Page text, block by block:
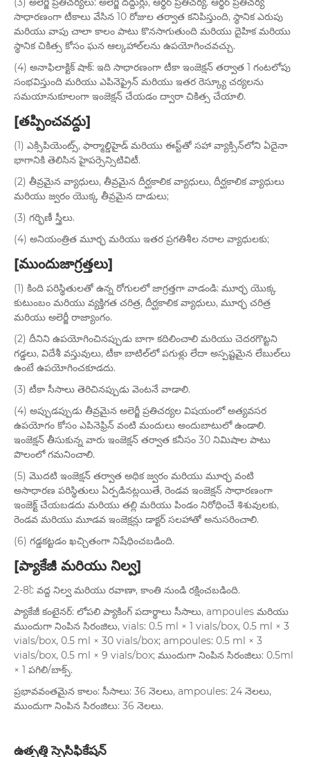
సాధారణంగా టీకాలు వేసిన 10 రోజుల తర్వాత కనిపిస్తుంది, స్థానిక ఎరుపు
మరియు వాపు చాలా కాలం పాటు కొనసాగుతుంది మరియు దైహిక మరియు
స్థానిక చికిత్స కోసం ఘన ఆల్కహాల్‌లను ఉపయోగించవచ్చు.
(4) అనాఫిలాక్టిక్ షాక్: ఇది సాధారణంగా టీకా ఇంజెక్షన్ తర్వాత 1 గంటలోపు
సంభవిస్తుంది మరియు ఎపినెఫ్రైన్ మరియు ఇతర రెస్క్యూ చర్యలను
సమయానుకూలంగా ఇంజెక్షన్ చేయడం ద్వారా చికిత్స చేయాలి.
[తప్పించవద్దు]
(1) ఎక్సిపియెంట్స్, ఫార్మాల్డిహైడ్ మరియు ఈస్ట్‌తో సహా వ్యాక్సిన్‌లోని ఏదైనా
భాగానికి తెలిసిన హైపర్సెన్సిటివిటీ.
(2) తీవ్రమైన వ్యాధులు, తీవ్రమైన దీర్ఘకాలిక వ్యాధులు, దీర్ఘకాలిక వ్యాధులు
మరియు జ్వరం యొక్క తీవ్రమైన దాడులు;
(3) గర్భిణీ స్త్రీలు.
(4) అనియంత్రిత మూర్ఛ మరియు ఇతర ప్రగతిశీల నరాల వ్యాధులకు;
[ముందుజాగ్రత్తలు]
(1) కింది పరిస్థితులతో ఉన్న రోగులలో జాగ్రత్తగా వాడండి: మూర్ఛ యొక్క
కుటుంబం మరియు వ్యక్తిగత చరిత్ర, దీర్ఘకాలిక వ్యాధులు, మూర్ఛ చరిత్ర
మరియు అలెర్జీ రాజ్యాంగం.
(2) దీనిని ఉపయోగించినప్పుడు బాగా కదిలించాలి మరియు చెదరగొట్టని
గడ్డలు, విదేశీ వస్తువులు, టీకా బాటిల్‌లో పగుళ్లు లేదా అస్పష్టమైన లేబుల్‌లు
ఉంటే ఉపయోగించకూడదు.
(3) టీకా సీసాలు తెరిచినప్పుడు వెంటనే వాడాలి.
(4) అప్పుడప్పుడు తీవ్రమైన అలెర్జీ ప్రతిచర్యల విషయంలో అత్యవసర
ఉపయోగం కోసం ఎపినెఫ్రిన్ వంటి మందులు అందుబాటులో ఉండాలి.
ఇంజెక్షన్ తీసుకున్న వారు ఇంజెక్షన్ తర్వాత కనీసం 30 నిమిషాల పాటు
పొలంలో గమనించాలి.
(5) మొదటి ఇంజెక్షన్ తర్వాత అధిక జ్వరం మరియు మూర్ఛ వంటి
అసాధారణ పరిస్థితులు ఏర్పడినట్లయితే, రెండవ ఇంజెక్షన్ సాధారణంగా
ఇంజెక్ట్ చేయబడదు మరియు తల్లి మరియు పిండం నిరోధించే శిశువులకు,
రెండవ మరియు మూడవ ఇంజెక్షన్లు డాక్టర్ సలహాతో అనుసరించాలి.
(6) గడ్డకట్టడం ఖచ్చితంగా నిషేధించబడింది.
[ప్యాకేజీ మరియు నిల్వ]
2-8℃ వద్ద నిల్వ మరియు రవాణా, కాంతి నుండి రక్షించబడింది.
ప్యాకేజీ కంటైనర్: లోపలి ప్యాకింగ్ పదార్థాలు సీసాలు, ampoules మరియు
ముందుగా నింపిన సిరంజిలు, vials: 0.5 ml × 1 vials/box, 0.5 ml × 3
vials/box, 0.5 ml × 30 vials/box; ampoules: 0.5 ml × 3
vials/box, 0.5 ml × 9 vials/box; ముందుగా నింపిన సిరంజిలు: 0.5ml
× 1 పగిలి/బాక్స్.
ప్రభావవంతమైన కాలం: సీసాలు: 36 నెలలు, ampoules: 24 నెలలు,
ముందుగా నింపిన సిరంజిలు: 36 నెలలు.
ఉత్పత్తి స్పెసిఫికేషన్